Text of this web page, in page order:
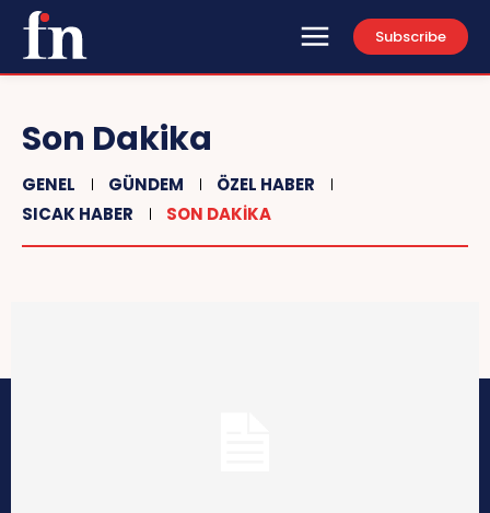
Subscribe
Son Dakika
GENEL GÜNDEM
ÖZEL HABER
SICAK HABER
SON DAKIKA